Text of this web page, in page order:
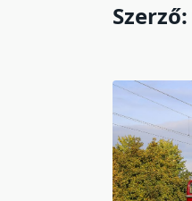
Szerző: